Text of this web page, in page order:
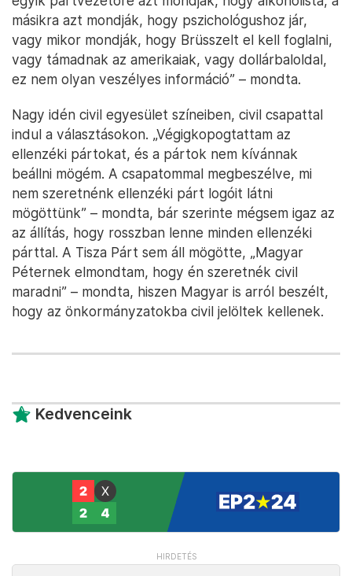
másikra azt mondják, hogy pszichológushoz jár,
vagy mikor mondják, hogy Brüsszelt el kell foglalni,
vagy támadnak az amerikaiak, vagy dollárbaloldal,
ez nem olyan veszélyes információ” – mondta.
Nagy idén civil egyesület színeiben, civil csapattal
indul a választásokon. „Végigkopogtattam az
ellenzéki pártokat, és a pártok nem kívánnak
beállni mögém. A csapatommal megbeszélve, mi
nem szeretnénk ellenzéki párt logóit látni
mögöttünk” – mondta, bár szerinte mégsem igaz az
az állítás, hogy rosszban lenne minden ellenzéki
párttal. A Tisza Párt sem áll mögötte, „Magyar
Péternek elmondtam, hogy én szeretnék civil
maradni” – mondta, hiszen Magyar is arról beszélt,
hogy az önkormányzatokba civil jelöltek kellenek.
Kedvenceink